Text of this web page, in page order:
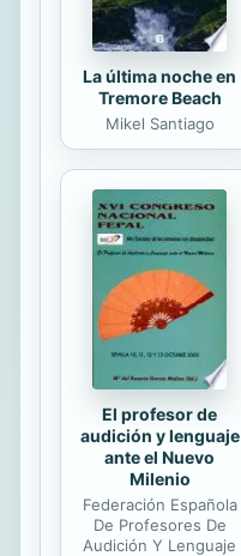
La última noche en
Tremore Beach
Mikel Santiago
El profesor de
audición y lenguaje
ante el Nuevo
Milenio
Federación Española
De Profesores De
Audición Y Lenguaje